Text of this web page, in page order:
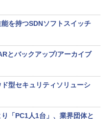
を持つSDNソフトスイッチ
とバックアップ/アーカイブ
型セキュリティソリューシ
「PC1人1台」、業界団体と